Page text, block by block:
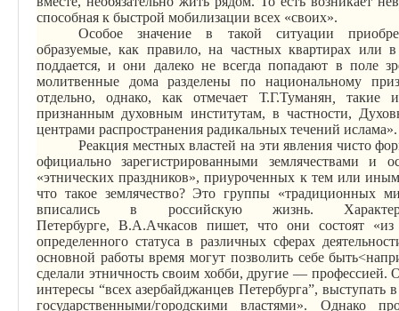
способная к быстрой мобилизации всех «своих».
Особое значение в такой ситуации
образуемые, как правило, на частных квартирах или
поддается, и они далеко не всегда попадают в поле
молитвенные дома разделены по национальному
отдельно, однако, как отмечает Т.Г.Туманян
такие
признанным духовным институтам, в частности,
центрами распространения радикальных течений ислама».
Реакция местных властей на эти явления чисто
официально зарегистрированными землячествами и
«этнических праздников», приуроченных к тем или
что такое землячество? Это группы «традиционных
вписались в российскую жизнь.
Петербурге, В.А.Ачкасов пишет, что они состоят
определенного статуса в различных сферах
основной работы время могут позволить себебыть
сделали этничность своим хобби, другие — профессией.
интересы “всех азербайджанцев Петербурга”, выступать
государственными/городскими властями». Однако